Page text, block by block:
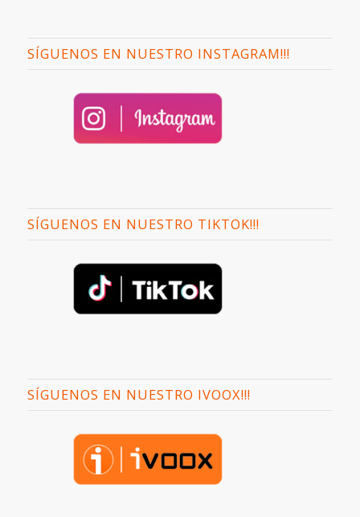
SÍGUENOS EN NUESTRO INSTAGRAM!!!
SÍGUENOS EN NUESTRO TIKTOK!!!
SÍGUENOS EN NUESTRO IVOOX!!!